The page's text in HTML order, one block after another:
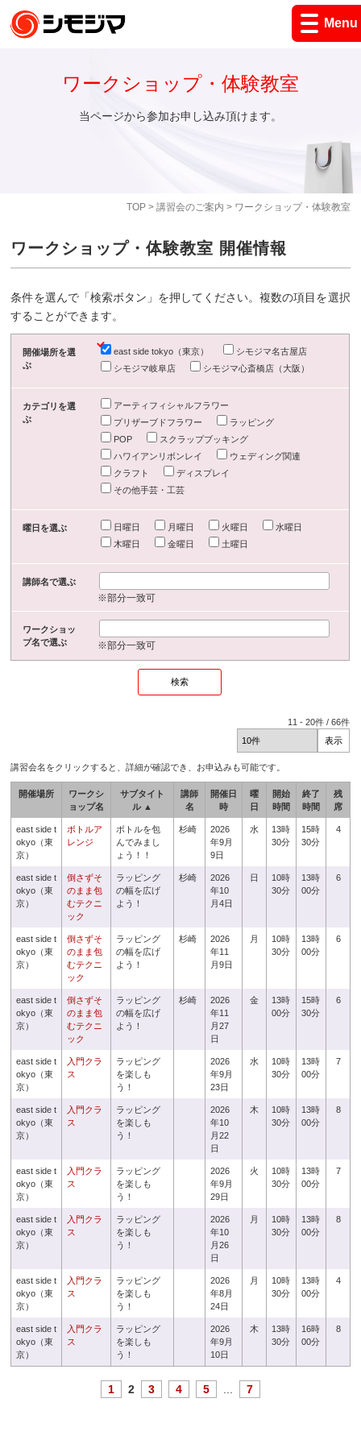
Menu
TOP> 講習会のご案内 > ワークショップ・体験教室
ワークショップ・体験教室
当ページから参加お申し込み頂けます。
ワークショップ・体験教室 開催情報
条件を選んで「検索ボタン」を押してください。複数の項目を選択
することができます。
開催場所を選
ぶ
east side tokyo（東京）
シモジマ名古屋店
シモジマ岐阜店
シモジマ心斎橋店（大阪）
カテゴリを選
ぶ
アーティフィシャルフラワー
プリザーブドフラワー
ラッピング
POP
スクラップブッキング
ハワイアンリボンレイ
ウェディング関連
クラフト
ディスプレイ
その他手芸・工芸
曜日を選ぶ 日曜日 月曜日 火曜日
水曜日
木曜日
金曜日 土曜日
講師名で選ぶ
※部分一致可
ワークショッ
プ名で選ぶ
※部分一致可
11 -20件 /66件
講習会名をクリックすると、詳細が確認でき、お申込みも可能です。
開催場所
ワークシ
ョップ名
サブタイト
ル ▲
講師
名
開催日
時
曜
日
開始
時間
終了
時間
残
席
east side t
okyo（東
京）
ボトルア
レンジ
ボトルを包
んでみまし
ょう！！
杉崎
2026
年9月
9日
水
13時
30分
15時
30分
4
east side t
okyo（東
京）
倒さずそ
のまま包
むテクニ
ック
ラッピング
の幅を広げ
よう！
杉崎
2026
年10
月4日
日
10時
30分
13時
00分
6
east side t
okyo（東
京）
倒さずそ
のまま包
むテクニ
ック
ラッピング
の幅を広げ
よう！
杉崎
2026
年11
月9日
月
10時
30分
13時
00分
6
east side t
okyo（東
京）
倒さずそ
のまま包
むテクニ
ック
ラッピング
の幅を広げ
よう！
杉崎
2026
年11
月27
日
金
13時
00分
15時
30分
6
east side t
okyo（東
京）
入門クラ
ス
ラッピング
を楽しも
う！
2026
年9月
23日
水
10時
30分
13時
00分
7
east side t
okyo（東
京）
入門クラ
ス
ラッピング
を楽しも
う！
2026
年10
月22
日
木
10時
30分
13時
00分
8
east side t
okyo（東
京）
入門クラ
ス
ラッピング
を楽しも
う！
2026
年9月
29日
火
10時
30分
13時
00分
7
east side t
okyo（東
京）
入門クラ
ス
ラッピング
を楽しも
う！
2026
年10
月26
日
月
10時
30分
13時
00分
8
east side t
okyo（東
京）
入門クラ
ス
ラッピング
を楽しも
う！
2026
年8月
24日
月
10時
30分
13時
00分
4
east side t
okyo（東
京）
入門クラ
ス
ラッピング
を楽しも
う！
2026
年9月
10日
木
13時
30分
16時
00分
8
1 2 3 4 5 7